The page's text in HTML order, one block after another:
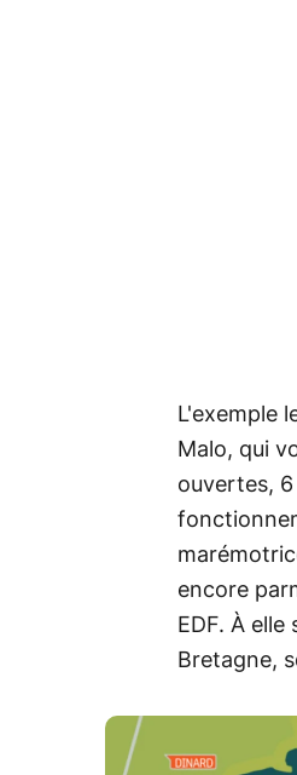
L'exemple
Malo, qui
ouvertes,
encore
EDF. À
Bretagne,